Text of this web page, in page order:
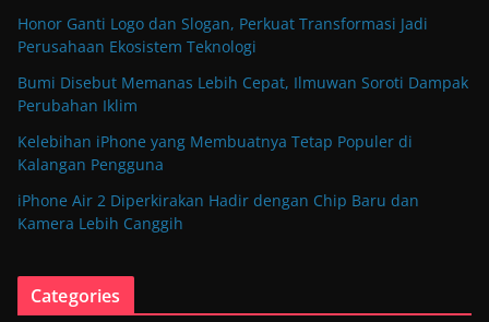
Honor Ganti Logo dan Slogan, Perkuat Transformasi Jadi
Perusahaan Ekosistem Teknologi
Bumi Disebut Memanas Lebih Cepat, Ilmuwan Soroti Dampak
Perubahan Iklim
Kelebihan iPhone yang Membuatnya Tetap Populer di
Kalangan Pengguna
iPhone Air 2 Diperkirakan Hadir dengan Chip Baru dan
Kamera Lebih Canggih
Categories